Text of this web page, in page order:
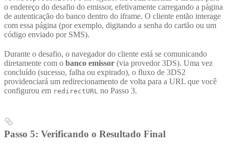
o endereço do desafio do emissor, efetivamente carregando a página
de autenticação do banco dentro do iframe. O cliente então interage
com essa página (por exemplo, digitando a senha do cartão ou um
código enviado por SMS).
Durante o desafio, o navegador do cliente está se comunicando
diretamente com o banco emissor (via provedor 3DS). Uma vez
concluído (sucesso, falha ou expirado), o fluxo de 3DS2
providenciará um redirecionamento de volta para a URL que você
configurou em redirectURL no Passo 3.
Passo 5: Verificando o Resultado Final